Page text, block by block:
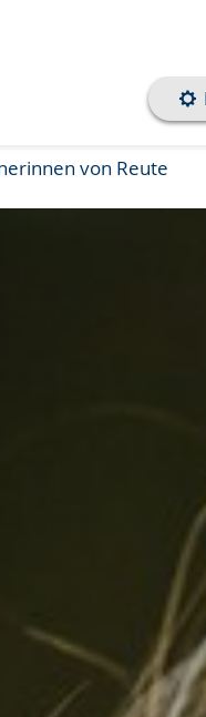
von Reute